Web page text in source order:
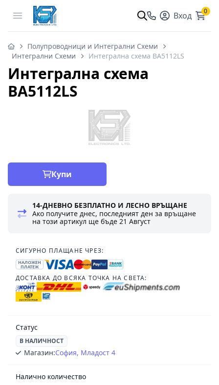
Open menu Вход 0
Полупроводници и Интегрални Схеми
Интегрални Схеми
Интегрална схема BA5112LS
Интегрална схема
BA5112LS
Купи
14-ДНЕВНО БЕЗПЛАТНО И ЛЕСНО ВРЪЩАНЕ
Ако получите днес, последният ден за връщане
на този артикул ще бъде21 Август
СИГУРНО ПЛАЩАНЕ ЧРЕЗ:
НАЛОЖЕН
ПЛАТЕЖ
ДОСТАВКА ДО ВСЯКА ТОЧКА НА СВЕТА:
Статус
В НАЛИЧНОСТ
Магазин:София, Младост 4
Налично количество